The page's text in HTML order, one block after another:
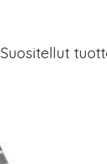
Suositellut